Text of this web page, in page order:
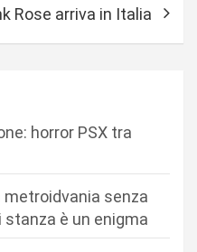
Rose arriva in Italia
horror PSX tra
metroidvania senza
è un enigma